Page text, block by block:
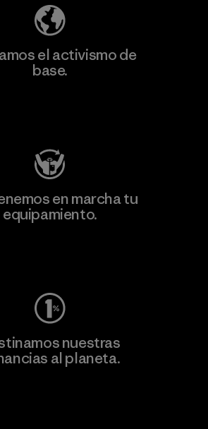
el activismo de
base.
en marcha tu
equipamiento.
nuestras
al planeta.